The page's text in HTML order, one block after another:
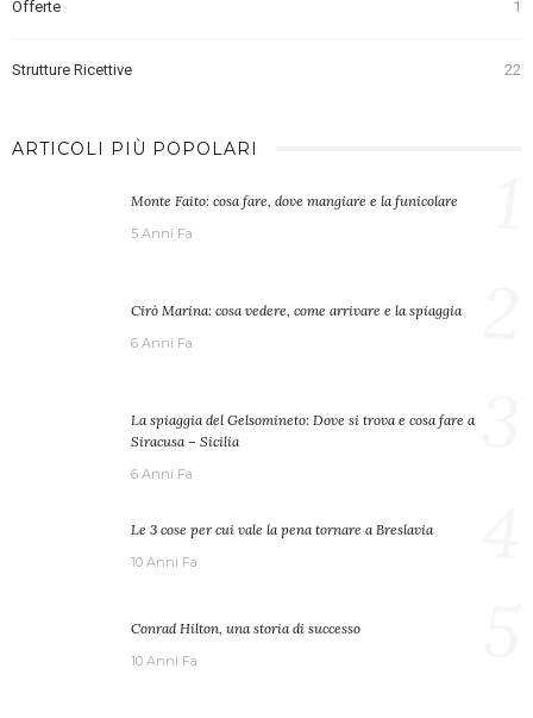
Offerte 1
Strutture Ricettive 22
ARTICOLI PIÙ POPOLARI
Monte Faito: cosa fare, dove mangiare e la funicolare
5 Anni Fa
Cirò Marina: cosa vedere, come arrivare e la spiaggia
6 Anni Fa
La spiaggia del Gelsomineto: Dove si trova e cosa fare a
Siracusa – Sicilia
6 Anni Fa
Le 3 cose per cui vale la pena tornare a Breslavia
10 Anni Fa
Conrad Hilton, una storia di successo
10 Anni Fa